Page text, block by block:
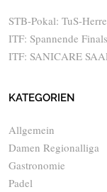
STB-Pokal: TuS-
ITF: Spannende
ITF: SANICARE
KATEGORIEN
Allgemein
Damen Regionalliga
Gastronomie
Padel